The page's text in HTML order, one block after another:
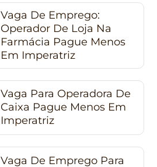
Vaga De Emprego:
Operador De Loja Na
Farmácia Pague Menos
Em Imperatriz
Vaga Para Operadora De
Caixa Pague Menos Em
Imperatriz
Vaga De Emprego Para